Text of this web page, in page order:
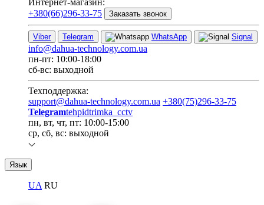
Интернет-магазин:
+380(66)296-33-75
Заказать звонок
Viber Telegram WhatsApp Signal
info@dahua-technology.com.ua
пн-пт: 10:00-18:00
сб-вс: выходной
Техподдержка:
support@dahua-technology.com.ua +380(75)296-33-75
Telegramtehpidtrimka_cctv
пн, вт, чт, пт: 10:00-15:00
ср, сб, вс: выходной
Язык
UA RU